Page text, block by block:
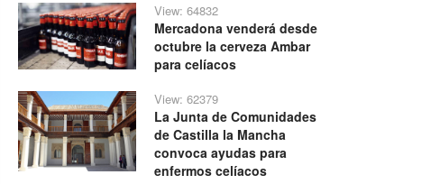
View: 64832
Mercadona venderá desde
octubre la cerveza Ambar
para celíacos
View: 62379
La Junta de Comunidades
de Castilla la Mancha
convoca ayudas para
enfermos celíacos